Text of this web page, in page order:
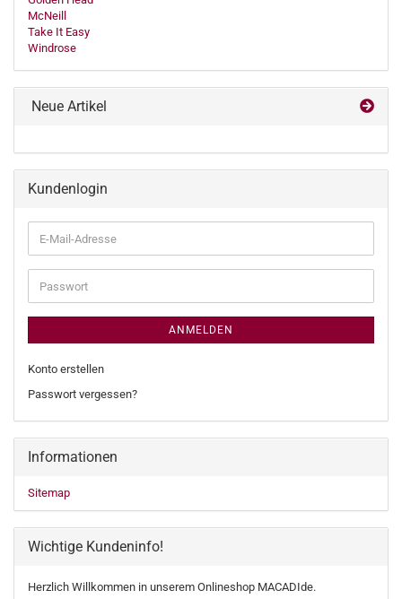
McNeill
Take It Easy
Windrose
Neue Artikel
Kundenlogin
E-
Mail-
Adresse
Passwort
ANMELDEN
Konto erstellen
Passwort vergessen?
Informationen
Sitemap
Wichtige Kundeninfo!
Herzlich Willkommen in unserem Onlineshop MACADIde.